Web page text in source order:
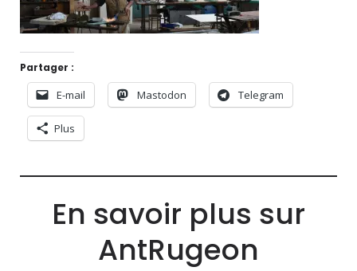
Partager :
E-mail Mastodon Telegram
Plus
En savoir plus sur
AntRugeon